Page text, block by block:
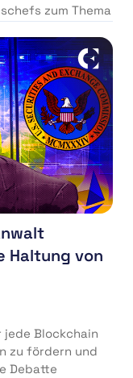
zum Thema
Haltung von
Blockchain
zu fördern und
Debatte